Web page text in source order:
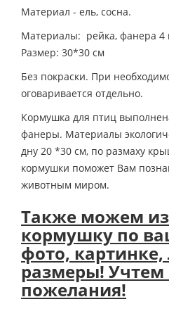
Материал - ель, сосна.
Материалы: рейка, фанера 4
Размер: 30*30 см
Без покраски. При
оговаривается отдельно.
Кормушка для птиц
фанеры. Материалы
дну 20 *30 см, по размаху
кормушки поможет Вам
животным миром.
Также можем
кормушку по
фото,
размеры!
пожелания!